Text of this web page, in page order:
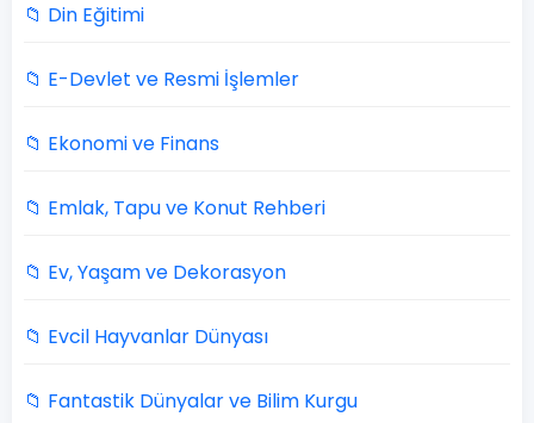
📁 Din Eğitimi
📁 E-Devlet ve Resmi İşlemler
📁 Ekonomi ve Finans
📁 Emlak, Tapu ve Konut Rehberi
📁 Ev, Yaşam ve Dekorasyon
📁 Evcil Hayvanlar Dünyası
📁 Fantastik Dünyalar ve Bilim Kurgu